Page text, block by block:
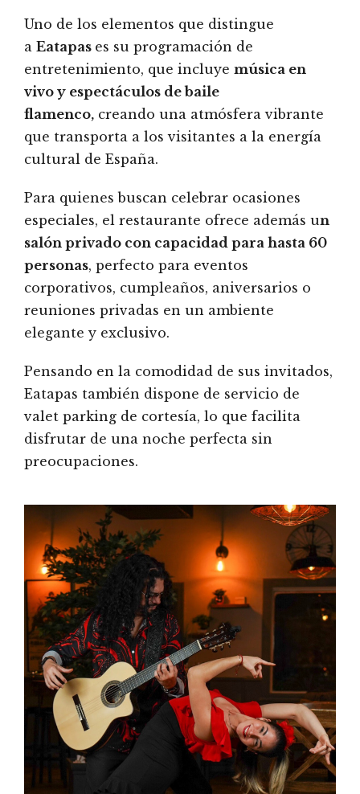
Uno de los elementos que distingue
a Eatapas es su programación de
entretenimiento, que incluye música en
vivo y espectáculos de baile
flamenco, creando una atmósfera vibrante
que transporta a los visitantes a la energía
cultural de España.
Para quienes buscan celebrar ocasiones
especiales, el restaurante ofrece además un
salón privado con capacidad para hasta 60
personas, perfecto para eventos
corporativos, cumpleaños, aniversarios o
reuniones privadas en un ambiente
elegante y exclusivo.
Pensando en la comodidad de sus invitados,
Eatapas también dispone de servicio de
valet parking de cortesía, lo que facilita
disfrutar de una noche perfecta sin
preocupaciones.